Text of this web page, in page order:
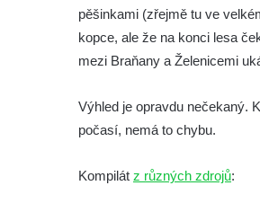
Vyhlídka Lokomotiva v
Kamenná brána v
Vyhlídkové místo na cestě
Koruna v Broumovských
stěnách
pěšinkami (zřejmě tu ve
kopce, ale že na konci lesa
mezi Braňany a Želenicemi
Výhled je opravdu nečekaný.
počasí, nemá to chybu.
Kompilát z různých zdrojů: